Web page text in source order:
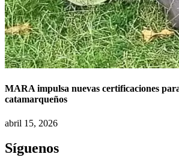
MARA impulsa nuevas certificaciones
catamarqueños
abril 15, 2026
Síguenos